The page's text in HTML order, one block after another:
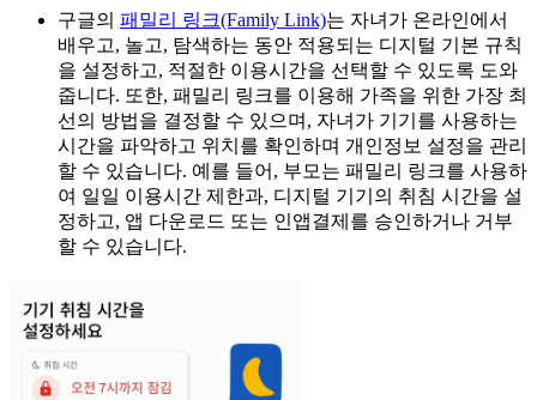
구글의 패밀리 링크(Family Link)는 자녀가 온라인에서
배우고, 놀고, 탐색하는 동안 적용되는 디지털 기본 규칙
을 설정하고, 적절한 이용시간을 선택할 수 있도록 도와
줍니다. 또한, 패밀리 링크를 이용해 가족을 위한 가장 최
선의 방법을 결정할 수 있으며, 자녀가 기기를 사용하는
시간을 파악하고 위치를 확인하며 개인정보 설정을 관리
할 수 있습니다. 예를 들어, 부모는 패밀리 링크를 사용하
여 일일 이용시간 제한과, 디지털 기기의 취침 시간을 설
정하고, 앱 다운로드 또는 인앱결제를 승인하거나 거부
할 수 있습니다.